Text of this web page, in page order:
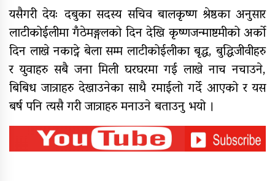
यसैगरी देयः दबुका सदस्य सचिव बालकृष्ण श्रेष्ठका अनुसार
लाटीकोईलीमा गँठेमङ्गलको दिन देखि कृष्णजन्माष्टमीको अर्को
दिन लाखे नकाट्ने बेला सम्म लाटीकोईलीका बृद्ध, बुद्धिजीवीहरु
र युवाहरु सबै जना मिली घरघरमा गई लाखे नाच नचाउने,
बिबिध जात्राहरु देखाउनेका साथै रमाईलो गर्दे आएको र यस
बर्ष पनि त्यसै गरी जात्राहरु मनाउने बताउनु भयो ।